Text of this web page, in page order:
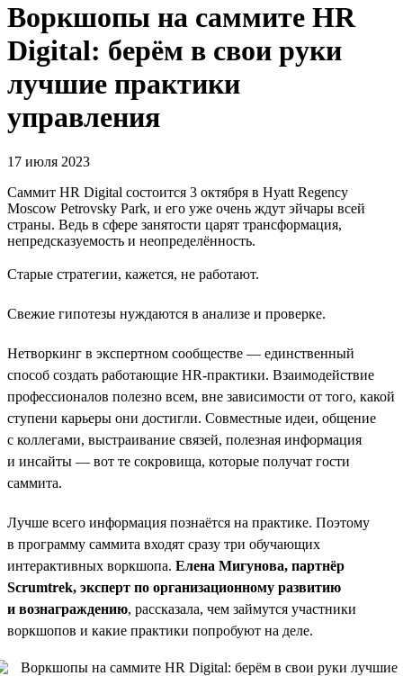
Воркшопы на саммите HR
Digital: берём в свои руки
лучшие практики
управления
17 июля 2023
Саммит HR Digital состоится 3 октября в Hyatt Regency
Moscow Petrovsky Park, и его уже очень ждут эйчары всей
страны. Ведь в сфере занятости царят трансформация,
непредсказуемость и неопределённость.
Старые стратегии, кажется, не работают.
Свежие гипотезы нуждаются в анализе и проверке.
Нетворкинг в экспертном сообществе — единственный
способ создать работающие НR-практики. Взаимодействие
профессионалов полезно всем, вне зависимости от того, какой
ступени карьеры они достигли. Совместные идеи, общение
с коллегами, выстраивание связей, полезная информация
и инсайты — вот те сокровища, которые получат гости
саммита.
Лучше всего информация познаётся на практике. Поэтому
в программу саммита входят сразу три обучающих
интерактивных воркшопа. Елена Мигунова, партнёр
Scrumtrek, эксперт по организационному развитию
и вознаграждению, рассказала, чем займутся участники
воркшопов и какие практики попробуют на деле.